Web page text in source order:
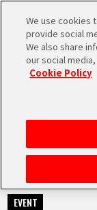
HOME
NEWS
2025.04.14
EVENT
We use cookies
provide social
We also share
our social
Cookie Policy